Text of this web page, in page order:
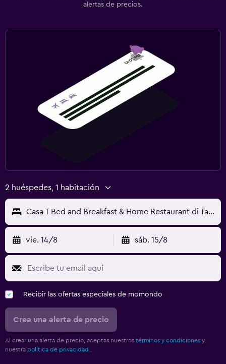
alertas de precios.
2 huéspedes, 1 habitación
Casa T Bed and Breakfast & Home Restaurant di Tacchino Simone
vie. 14/8 sáb. 15/8
Recibir las ofertas especiales de momondo
Crea una alerta de precio
Al crear una alerta de precio, aceptas nuestros términos y condiciones y
nuestra política de privacidad.